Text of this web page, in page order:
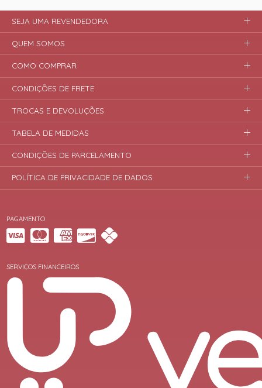
PAGAMENTO
SERVIÇOS FINANCEIROS
SEJA UMA REVENDEDORA
QUEM SOMOS
COMO COMPRAR
CONDIÇÕES DE FRETE
TROCAS E DEVOLUÇÕES
TABELA DE MEDIDAS
CONDIÇÕES DE PARCELAMENTO
POLÍTICA DE PRIVACIDADE DE DADOS